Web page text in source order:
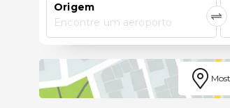
Origem
Encontre um aeroporto